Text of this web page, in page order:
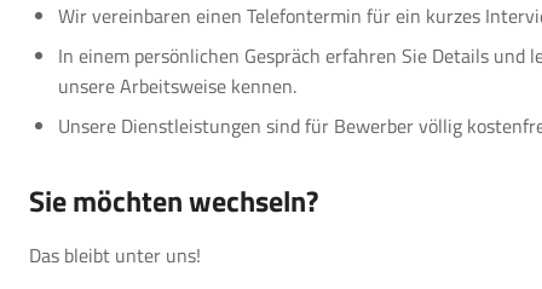
Wir vereinbaren einen Telefontermin für ein kurzes
In einem persönlichen Gespräch erfahren Sie Details und
unsere Arbeitsweise kennen.
Unsere Dienstleistungen sind für Bewerber völlig
Sie möchten wechseln?
Das bleibt unter uns!